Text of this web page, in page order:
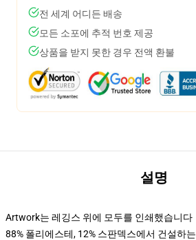
전 세계 어디든 배송
모든 소포에 추적 번호 제공
상품을 받지 못한 경우 전액 환불
설명
Artwork는 레깅스 위에 모두를 인쇄했습니다
88% 폴리에스테, 12% 스판덱스에서 건설하는